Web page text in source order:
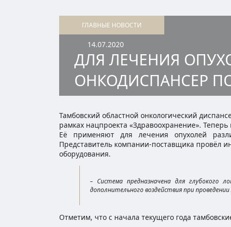
ГЛАВНЫЕ НОВОСТИ
14.07.2020
ДЛЯ ЛЕЧЕНИЯ
ОНКОДИСПАНСЕР
Тамбовский областной онкологический
рамках нацпроекта «Здравоохранение».
Её применяют для лечения опухолей
Представитель компании-поставщика провёл
оборудования.
– Система предназначена для глубокого
дополнительного воздействия при
Отметим, что с начала текущего года